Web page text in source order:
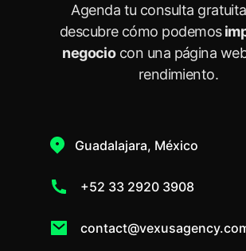
Agenda tu consulta
descubre cómo podemos
negociocon una página
rendimiento.
Guadalajara, México
+52 33 2920 3908